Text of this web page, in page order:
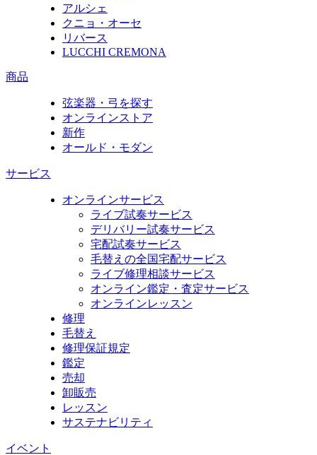
アルシェ
クニョ・オーセ
リバース
LUCCHI CREMONA
商品
弦楽器・弓を探す
オンラインストア
新作
オールド・モダン
サービス
オンラインサービス
ライブ試奏サービス
デリバリー試奏サービス
宅配試奏サービス
毛替えの全国宅配サービス
ライブ修理相談サービス
オンライン鑑定・査定サービス
オンラインレッスン
修理
毛替え
修理保証規定
鑑定
売却
卸販売
レッスン
サステナビリティ
イベント